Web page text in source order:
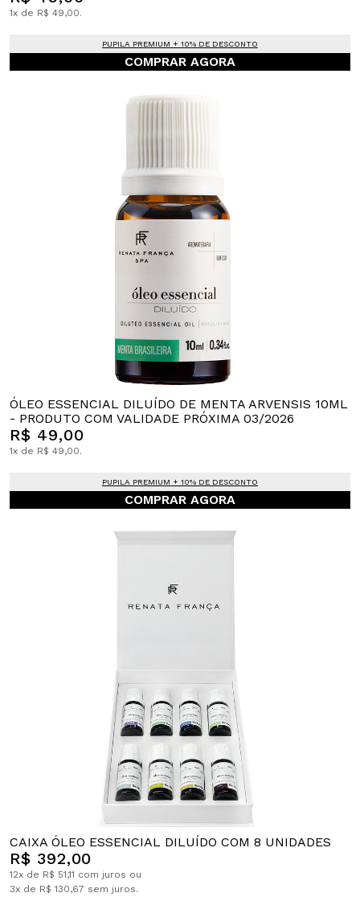
1x de R$ 49,00.
PUPILA PREMIUM + 10% DE DESCONTO
COMPRAR AGORA
ÓLEO ESSENCIAL DILUÍDO DE MENTA ARVENSIS 10ML
- PRODUTO COM VALIDADE PRÓXIMA 03/2026
R$ 49,00
1x de R$ 49,00.
PUPILA PREMIUM + 10% DE DESCONTO
COMPRAR AGORA
CAIXA ÓLEO ESSENCIAL DILUÍDO COM 8 UNIDADES
R$ 392,00
12x de R$ 51,11 com juros ou
3x de R$ 130,67 sem juros.